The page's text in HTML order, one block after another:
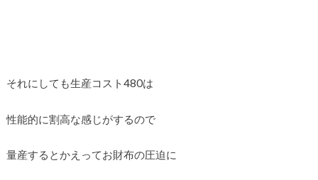
それにしても生産コスト480は
性能的に割高な感じがするので
量産するとかえってお財布の圧迫に